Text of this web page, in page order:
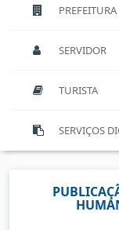
PREFEITURA
SERVIDOR
TURISTA
SERVIÇOS